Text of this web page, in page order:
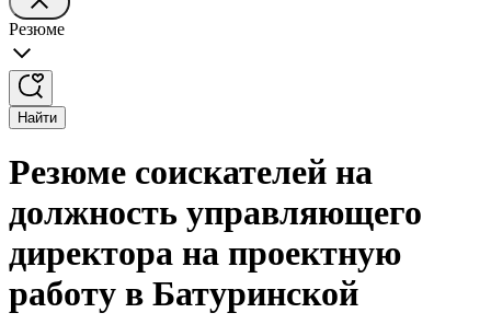
Резюме
Найти
Резюме соискателей на
должность управляющего
директора на проектную
работу в Батуринской